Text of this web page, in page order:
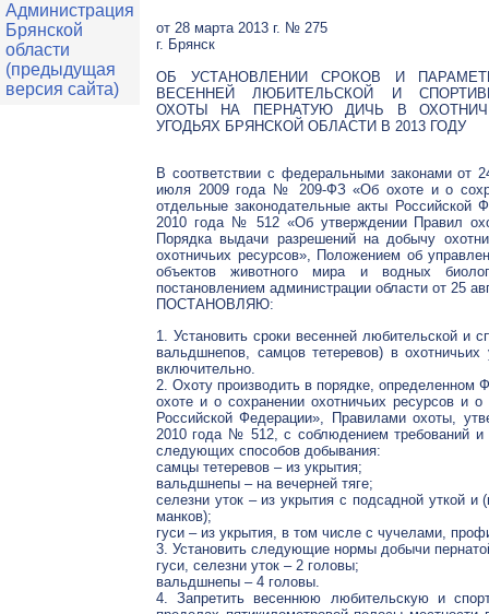
Администрация
Брянской
области
(предыдущая
версия сайта)
от 28 марта 2013 г. № 275
г. Брянск
ОБ УСТАНОВЛЕНИИ СРОКОВ И
ВЕСЕННЕЙ ЛЮБИТЕЛЬСКОЙ И
ОХОТЫ НА ПЕРНАТУЮ ДИЧЬ В
УГОДЬЯХ БРЯНСКОЙ ОБЛАСТИ В 2013 ГОДУ
В соответствии с федеральными законами
июля 2009 года № 209-ФЗ «Об охоте и о
отдельные законодательные акты Российской
2010 года № 512 «Об утверждении Правил
Порядка выдачи разрешений на добычу
охотничьих ресурсов», Положением об
объектов животного мира и водных
постановлением администрации области от 25
ПОСТАНОВЛЯЮ:
1. Установить сроки весенней любительской и
вальдшнепов, самцов тетеревов) в
включительно.
2. Охоту производить в порядке,
охоте и о сохранении охотничьих ресурсов и
Российской Федерации», Правилами охоты,
2010 года № 512, с соблюдением требований и
следующих способов добывания:
самцы тетеревов – из укрытия;
вальдшнепы – на вечерней тяге;
селезни уток – из укрытия с подсадной уткой
манков);
гуси – из укрытия, в том числе с чучелами,
3. Установить следующие нормы добычи
гуси, селезни уток – 2 головы;
вальдшнепы – 4 головы.
4. Запретить весеннюю любительскую и